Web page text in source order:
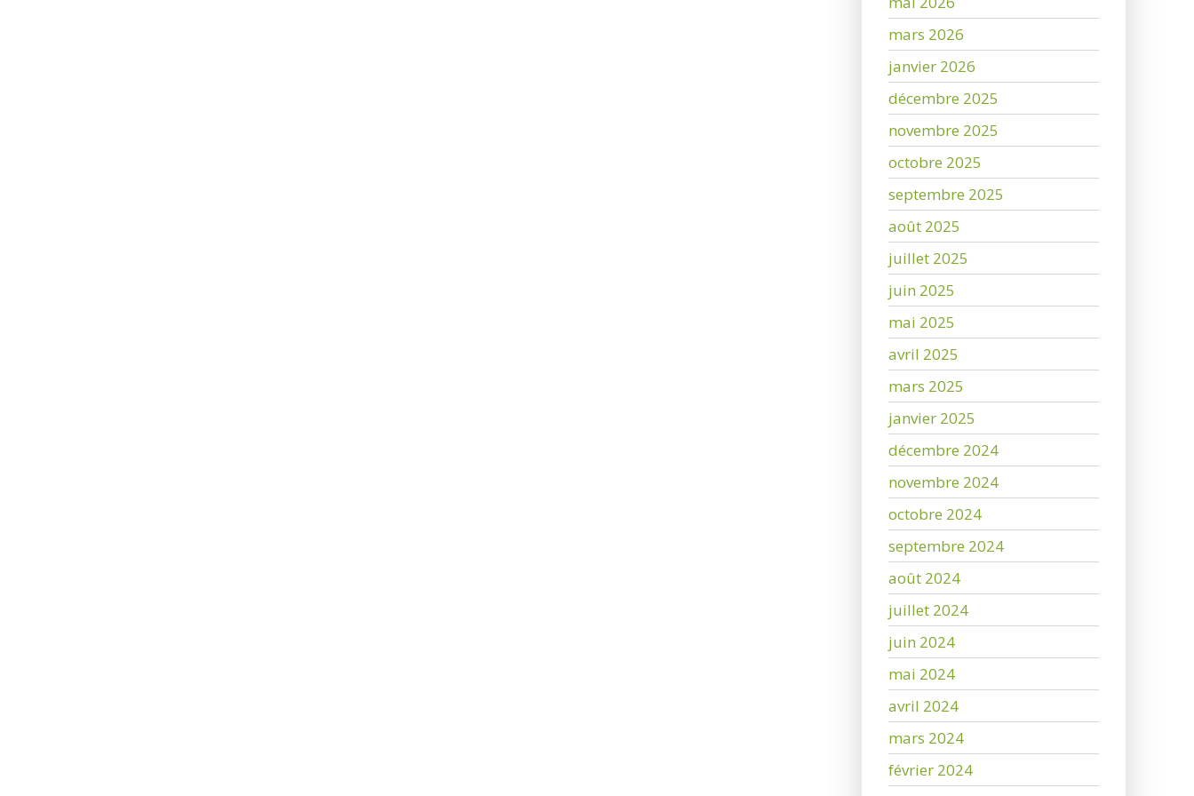
mars 2026
janvier 2026
décembre 2025
novembre 2025
octobre 2025
septembre 2025
août 2025
juillet 2025
juin 2025
mai 2025
avril 2025
mars 2025
janvier 2025
décembre 2024
novembre 2024
octobre 2024
septembre 2024
août 2024
juillet 2024
juin 2024
mai 2024
avril 2024
mars 2024
février 2024